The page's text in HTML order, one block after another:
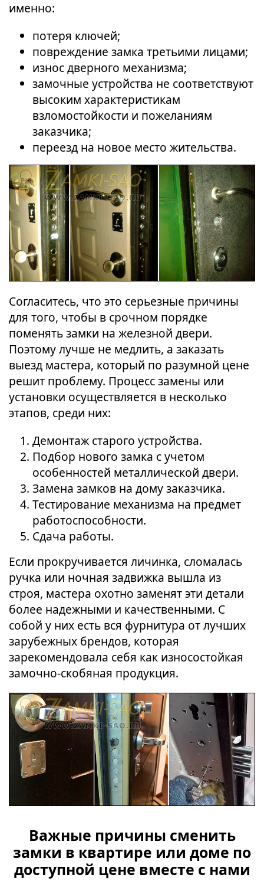
именно:
потеря ключей;
повреждение замка третьими лицами;
износ дверного механизма;
замочные устройства не соответствуют
высоким характеристикам
взломостойкости и пожеланиям
заказчика;
переезд на новое место жительства.
Согласитесь, что это серьезные причины
для того, чтобы в срочном порядке
поменять замки на железной двери.
Поэтому лучше не медлить, а заказать
выезд мастера, который по разумной цене
решит проблему. Процесс замены или
установки осуществляется в несколько
этапов, среди них:
Демонтаж старого устройства.
Подбор нового замка с учетом
особенностей металлической двери.
Замена замков на дому заказчика.
Тестирование механизма на предмет
работоспособности.
Сдача работы.
Если прокручивается личинка, сломалась
ручка или ночная задвижка вышла из
строя, мастера охотно заменят эти детали
более надежными и качественными. С
собой у них есть вся фурнитура от лучших
зарубежных брендов, которая
зарекомендовала себя как износостойкая
замочно-скобяная продукция.
Важные причины сменить
замки в квартире или доме по
доступной цене вместе с нами